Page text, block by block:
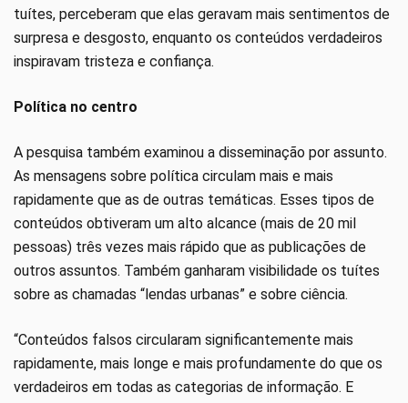
tuítes, perceberam que elas geravam mais sentimentos de
surpresa e desgosto, enquanto os conteúdos verdadeiros
inspiravam tristeza e confiança.
Política no centro
A pesquisa também examinou a disseminação por assunto.
As mensagens sobre política circulam mais e mais
rapidamente que as de outras temáticas. Esses tipos de
conteúdos obtiveram um alto alcance (mais de 20 mil
pessoas) três vezes mais rápido que as publicações de
outros assuntos. Também ganharam visibilidade os tuítes
sobre as chamadas “lendas urbanas” e sobre ciência.
“Conteúdos falsos circularam significantemente mais
rapidamente, mais longe e mais profundamente do que os
verdadeiros em todas as categorias de informação. E